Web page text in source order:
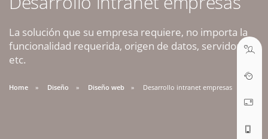
La solución que su empresa requiere, no importa la
funcionalidad requerida, origen de datos, servidores,
etc.
Home Diseño Diseño web Desarrollo intranet empresas
09:30 AM A 18:30 PM
soporte@webseo.cl
ABRIR TICKET